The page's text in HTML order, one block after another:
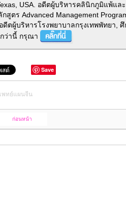
USA. อดีตผู้บริหารคลินิกภูมิแพ้แล
สูตร Advanced Management
ตผู้บริหารโรงพยาบาลกรุงเทพพัทยา,
ว่านี้ กรุณา
Save
พทย์แผนจีน
ก่อนหน้า